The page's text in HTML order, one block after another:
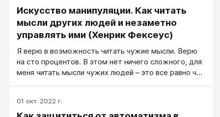
Искусство манипуляции. Как читать
мысли других людей и незаметно
управлять ими (Хенрик Фексеус)
Я верю в возможность читать чужие мысли. Верю
на сто процентов. В этом нет ничего сложного, для
меня читать мысли чужих людей – это все равно что
естественно, как есть или дышать. На самом деле
01 окт. 2022 г.